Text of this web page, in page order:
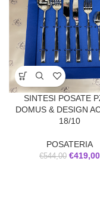
SINTESI POSATE
DOMUS & DESIGN
18/10
POSATERIA
€544,00 €419,00